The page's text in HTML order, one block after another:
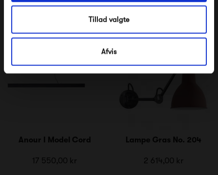
Tillad valgte
Afvis
Anour I Model Cord
17 550,00 kr
Lampe Gras No. 204
2 614,00 kr